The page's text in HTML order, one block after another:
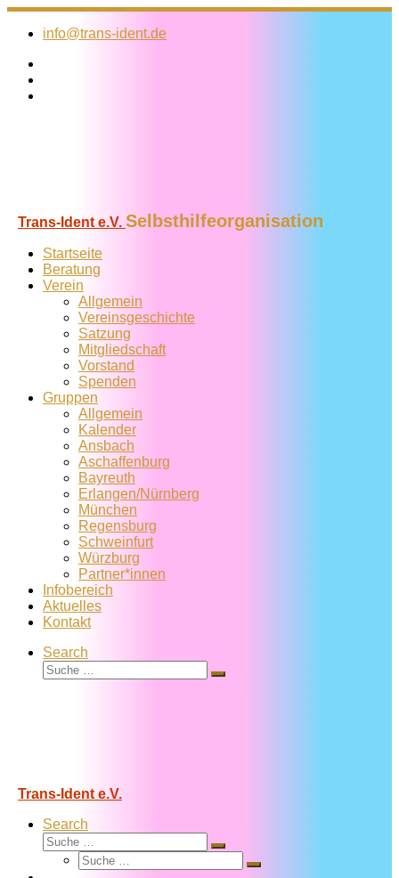
Zum
Inhalt
info@trans-ident.de
Trans-Ident e.V. Selbsthilfeorganisation
Startseite
Beratung
Verein
Allgemein
Vereins­geschichte
Satzung
Mitglied­schaft
Vorstand
Spenden
Gruppen
Allgemein
Kalender
Ansbach
Aschaffenburg
Bayreuth
Erlangen/Nürnberg
München
Regensburg
Schweinfurt
Würzburg
Partner*innen
Infobereich
Aktuelles
Kontakt
Search
Suche
Suche
Trans-Ident e.V.
Search
Suche
Suche
Suche
Suche